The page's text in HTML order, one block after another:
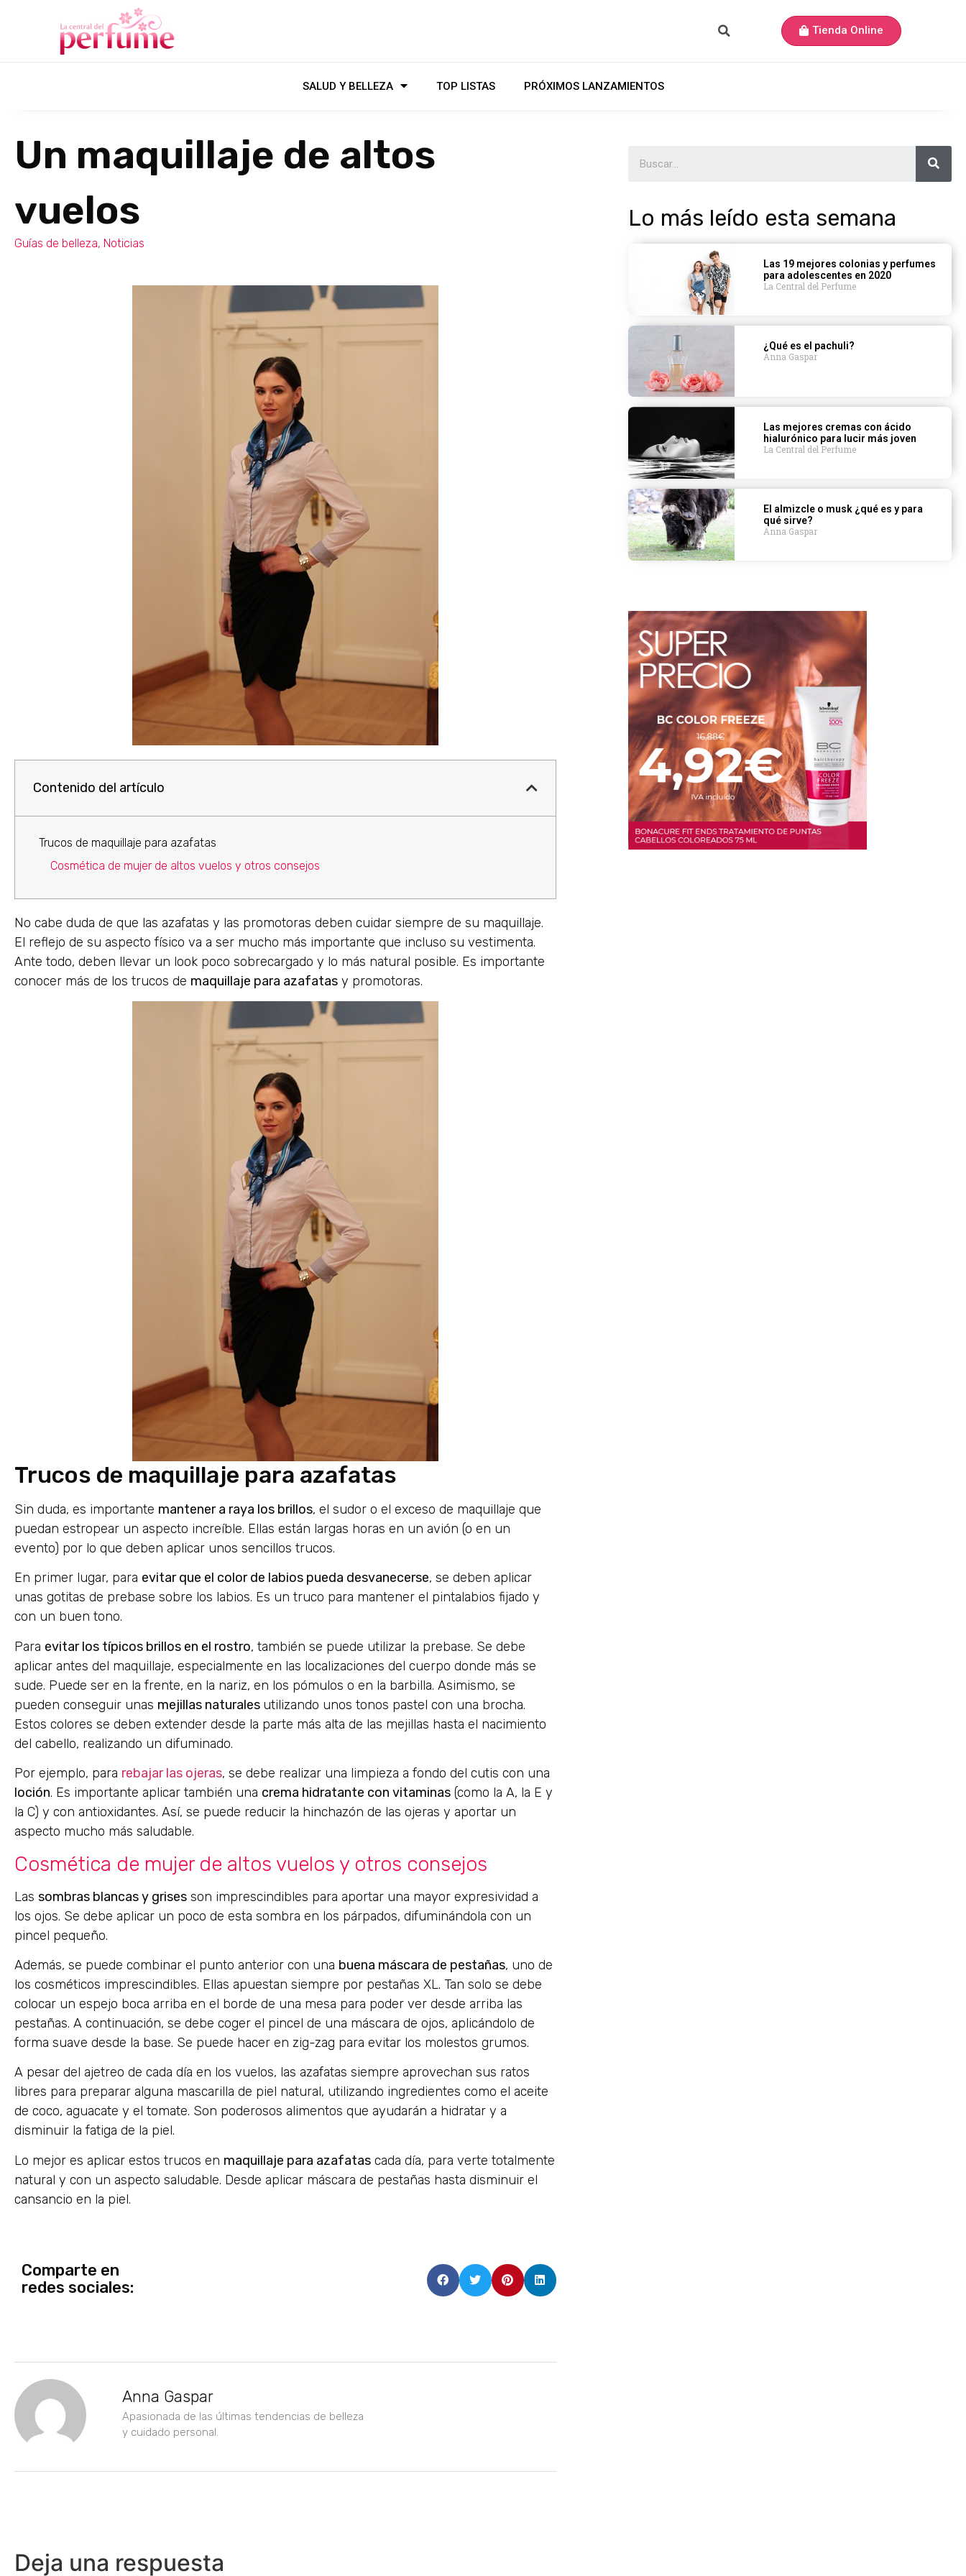
Tienda Online
SALUD Y BELLEZA TOP LISTAS PRÓXIMOS LANZAMIENTOS
Un maquillaje de altos
vuelos
Guías de belleza, Noticias
Contenido del artículo
Trucos de maquillaje para azafatas
Cosmética de mujer de altos vuelos y otros consejos
No cabe duda de que las azafatas y las promotoras deben cuidar siempre de su maquillaje.
El reflejo de su aspecto físico va a ser mucho más importante que incluso su vestimenta.
Ante todo, deben llevar un look poco sobrecargado y lo más natural posible. Es importante
conocer más de los trucos de maquillaje para azafatas y promotoras.
Trucos de maquillaje para azafatas
Sin duda, es importante mantener a raya los brillos, el sudor o el exceso de maquillaje que
puedan estropear un aspecto increíble. Ellas están largas horas en un avión (o en un
evento) por lo que deben aplicar unos sencillos trucos.
En primer lugar, para evitar que el color de labios pueda desvanecerse, se deben aplicar
unas gotitas de prebase sobre los labios. Es un truco para mantener el pintalabios fijado y
con un buen tono.
Para evitar los típicos brillos en el rostro, también se puede utilizar la prebase. Se debe
aplicar antes del maquillaje, especialmente en las localizaciones del cuerpo donde más se
sude. Puede ser en la frente, en la nariz, en los pómulos o en la barbilla. Asimismo, se
pueden conseguir unas mejillas naturales utilizando unos tonos pastel con una brocha.
Estos colores se deben extender desde la parte más alta de las mejillas hasta el nacimiento
del cabello, realizando un difuminado.
Por ejemplo, para rebajar las ojeras, se debe realizar una limpieza a fondo del cutis con una
loción. Es importante aplicar también una crema hidratante con vitaminas (como la A, la E y
la C) y con antioxidantes. Así, se puede reducir la hinchazón de las ojeras y aportar un
aspecto mucho más saludable.
Cosmética de mujer de altos vuelos y otros consejos
Las sombras blancas y grises son imprescindibles para aportar una mayor expresividad a
los ojos. Se debe aplicar un poco de esta sombra en los párpados, difuminándola con un
pincel pequeño.
Además, se puede combinar el punto anterior con una buena máscara de pestañas, uno de
los cosméticos imprescindibles. Ellas apuestan siempre por pestañas XL. Tan solo se debe
colocar un espejo boca arriba en el borde de una mesa para poder ver desde arriba las
pestañas. A continuación, se debe coger el pincel de una máscara de ojos, aplicándolo de
forma suave desde la base. Se puede hacer en zig-zag para evitar los molestos grumos.
A pesar del ajetreo de cada día en los vuelos, las azafatas siempre aprovechan sus ratos
libres para preparar alguna mascarilla de piel natural, utilizando ingredientes como el aceite
de coco, aguacate y el tomate. Son poderosos alimentos que ayudarán a hidratar y a
disminuir la fatiga de la piel.
Lo mejor es aplicar estos trucos en maquillaje para azafatas cada día, para verte totalmente
natural y con un aspecto saludable. Desde aplicar máscara de pestañas hasta disminuir el
cansancio en la piel.
Comparte en
redes sociales:
Anna Gaspar
Apasionada de las últimas tendencias de belleza
y cuidado personal.
Deja una respuesta
Lo más leído esta semana
Las 19 mejores colonias y perfumes
para adolescentes en 2020
La Central del Perfume
¿Qué es el pachuli?
Anna Gaspar
Las mejores cremas con ácido
hialurónico para lucir más joven
La Central del Perfume
El almizcle o musk ¿qué es y para
qué sirve?
Anna Gaspar